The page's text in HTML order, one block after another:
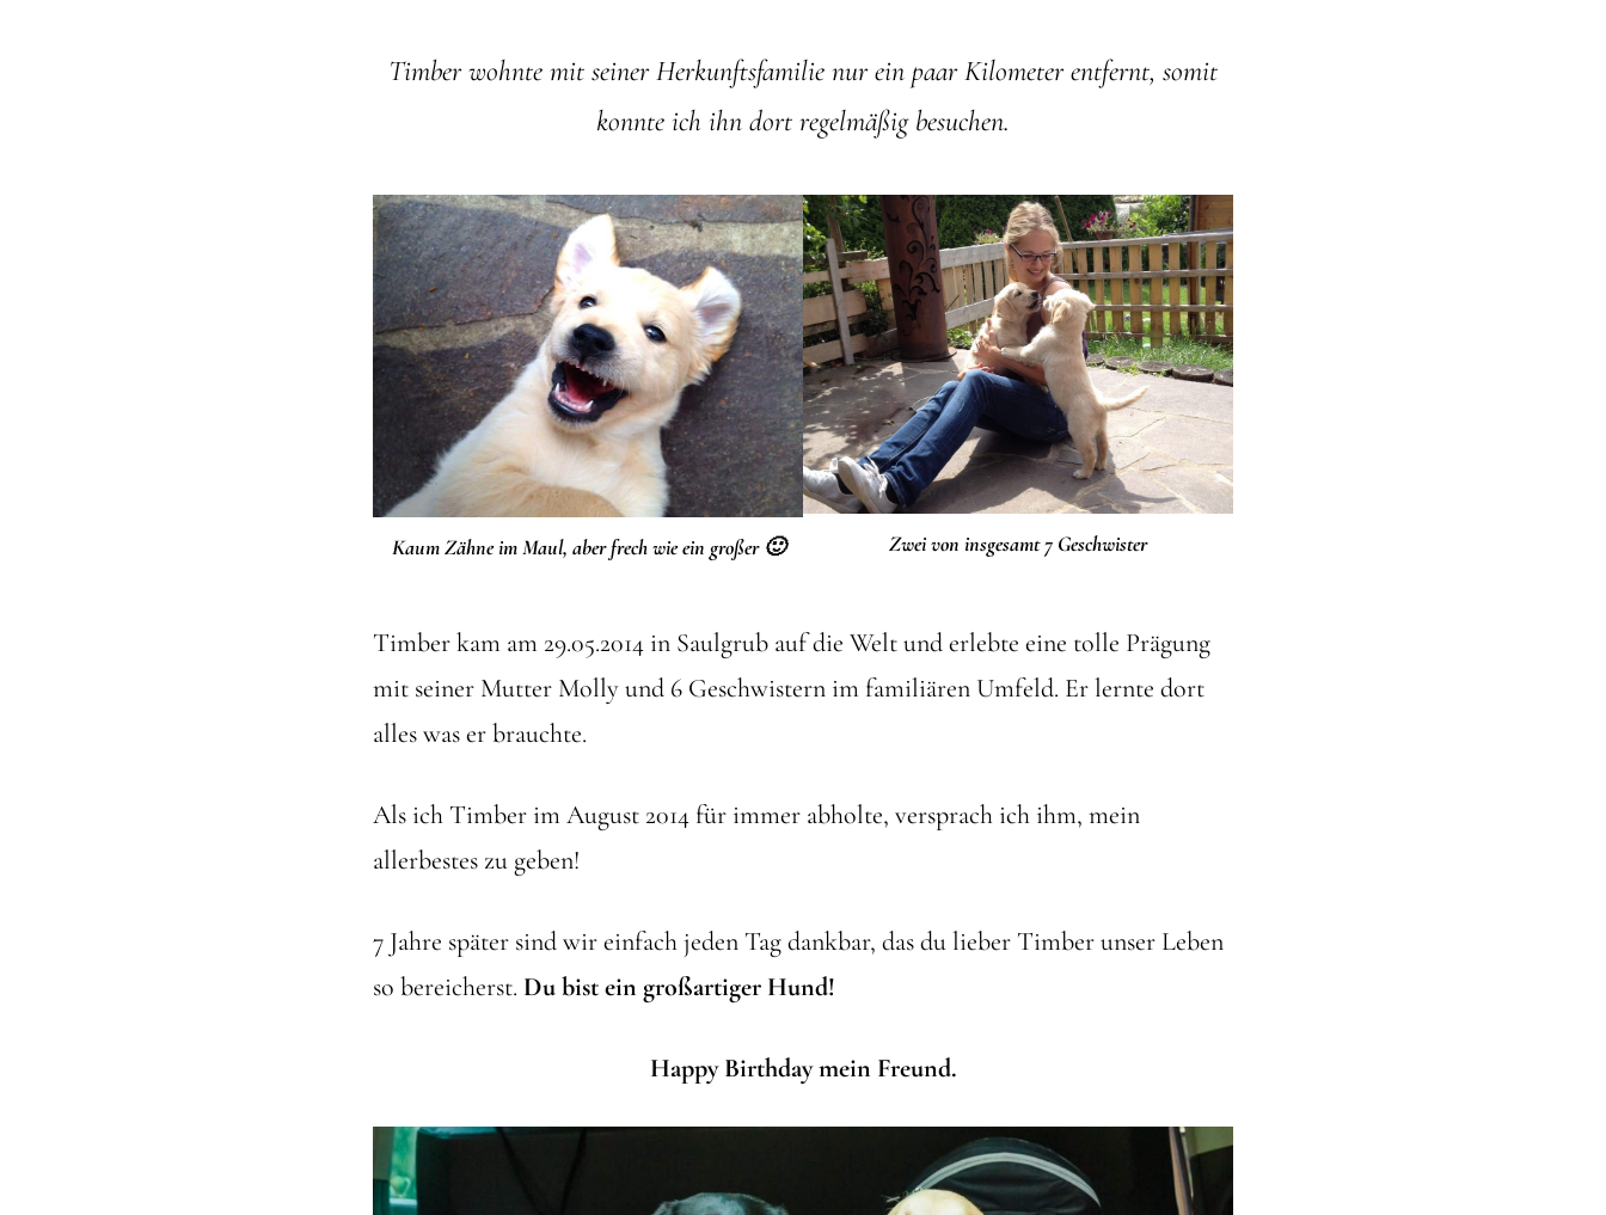
Timber wohnte mit seiner Herkunftsfamilie nur ein paar Kilometer entfernt, somit
konnte ich ihn dort regelmäßig besuchen.
Kaum Zähne im Maul, aber frech wie ein großer 🙂 Zwei von insgesamt 7 Geschwister
Timber kam am 29.05.2014 in Saulgrub auf die Welt und erlebte eine tolle Prägung
mit seiner Mutter Molly und 6 Geschwistern im familiären Umfeld. Er lernte dort
alles was er brauchte.
Als ich Timber im August 2014 für immer abholte, versprach ich ihm, mein
allerbestes zu geben!
7 Jahre später sind wir einfach jeden Tag dankbar, das du lieber Timber unser Leben
so bereicherst. Du bist ein großartiger Hund!
Happy Birthday mein Freund.